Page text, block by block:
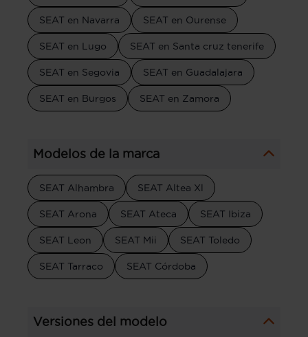
SEAT en Navarra SEAT en Ourense
SEAT en Lugo SEAT en Santa cruz tenerife
SEAT en Segovia SEAT en Guadalajara
SEAT en Burgos SEAT en Zamora
Modelos de la marca
SEAT Alhambra SEAT Altea Xl
SEAT Arona SEAT Ateca SEAT Ibiza
SEAT Leon SEAT Mii SEAT Toledo
SEAT Tarraco SEAT Córdoba
Versiones del modelo